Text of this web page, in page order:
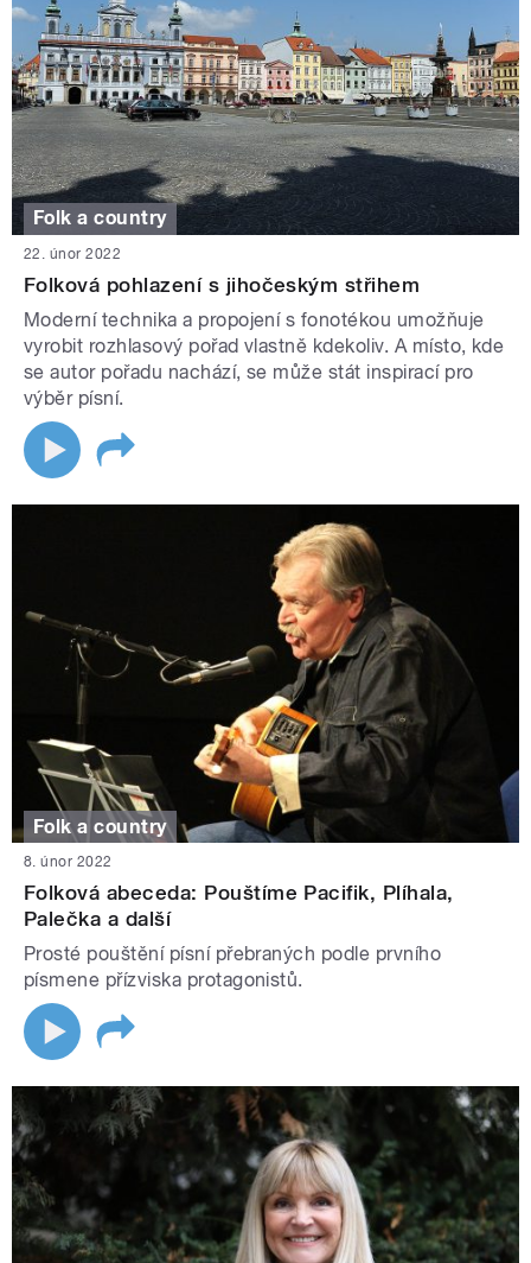
Folk a country
22. únor 2022
Folková pohlazení s jihočeským střihem
Moderní technika a propojení s fonotékou umožňuje
vyrobit rozhlasový pořad vlastně kdekoliv. A místo, kde
se autor pořadu nachází, se může stát inspirací pro
výběr písní.
Folk a country
8. únor 2022
Folková abeceda: Pouštíme Pacifik, Plíhala,
Palečka a další
Prosté pouštění písní přebraných podle prvního
písmene přízviska protagonistů.